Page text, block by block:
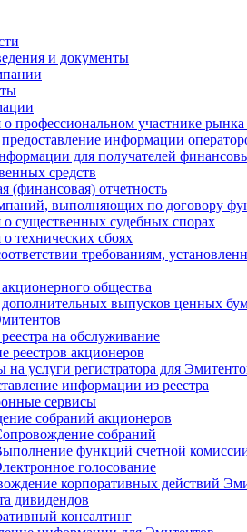
и документы
профессиональном участнике
информации
для получателей
средств
(финансовая) отчетность
выполняющих по договору
существенных судебных спорах
технических сбоях
требованиям,
общества
дополнительных выпусков ценных
на обслуживание
реестров акционеров
на услуги регистратора для
информации из реестра
сервисы
собраний акционеров
собраний
функций счетной
голосование
корпоративных действий
дивидендов
консалтинг